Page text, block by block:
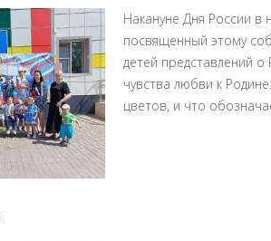
Накануне Дня России в
посвященный этому
детей представлений о
чувства любви к
цветов, и что